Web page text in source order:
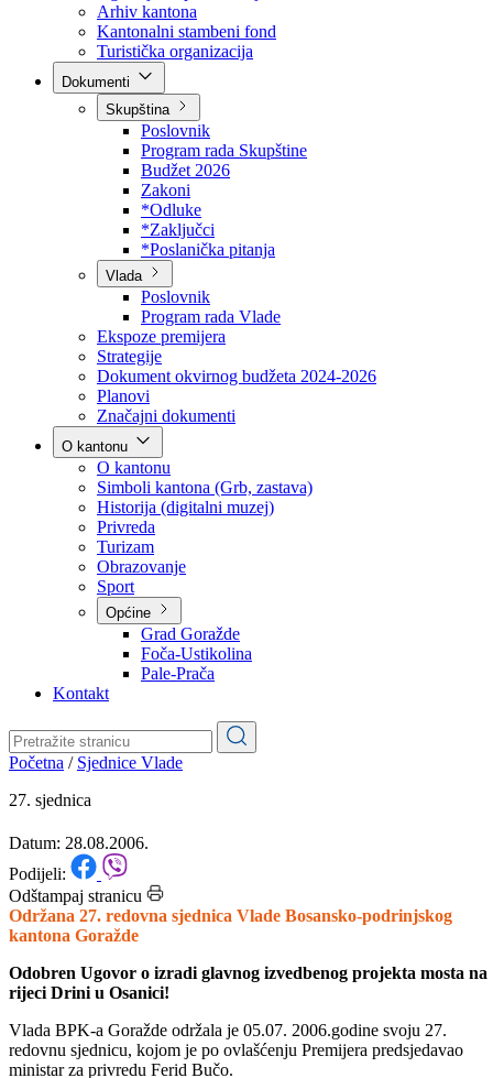
BPK šume
RTV BPK
Agencija za privatizaciju
Arhiv kantona
Kantonalni stambeni fond
Turistička organizacija
Skupština
Poslovnik
Program rada Skupštine
Budžet 2026
Zakoni
*Odluke
*Zaključci
*Poslanička pitanja
Vlada
Poslovnik
Program rada Vlade
Ekspoze premijera
Strategije
Dokument okvirnog budžeta 2024-2026
Planovi
Značajni dokumenti
O kantonu
O kantonu
Simboli kantona (Grb, zastava)
Historija (digitalni muzej)
Privreda
Turizam
Obrazovanje
Općine
Pale-Prača
Kontakt
27. sjednica
Datum: 28.08.2006.
Podijeli:
Održana 27. redovna sjednica Vlade Bosansko-podrinjskog
kantona Goražde
Odobren Ugovor o izradi glavnog izvedbenog projekta mosta na
rijeci Drini u Osanici!